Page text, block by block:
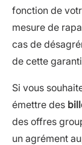
fonction de
mesure de
cas de
de cette
Si vous
émettre des
des offres
un agrément